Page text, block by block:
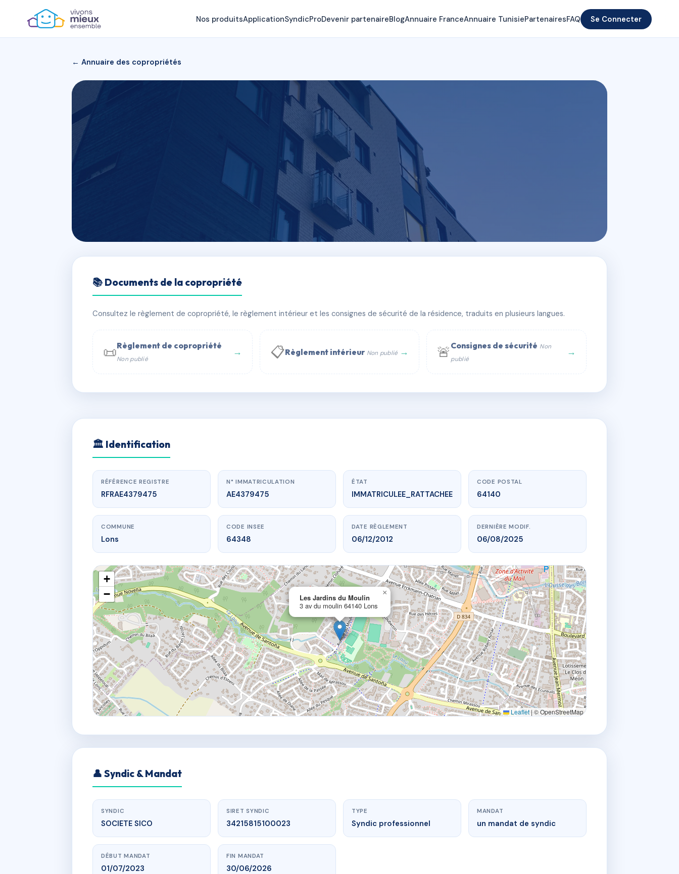
Nos produitsApplicationSyndicProDevenir partenaireBlogAnnuaire FranceAnnuaire TunisiePartenairesFAQ Se Connecter
← Annuaire des copropriétés
Les Jardins du Moulin
📍 3 av du moulin 64140 Lons
📞 Contacter Syndic Digital 💬 WhatsApp
📚 Documents de la copropriété
Consultez le règlement de copropriété, le règlement intérieur et les consignes de sécurité de la résidence, traduits en plusieurs langues.
📜Règlement de copropriété
Non publié
→ 📋Règlement intérieur Non publié → 🚨 Consignes de sécurité Non
publié
→
AE4379475 🇫🇷
www.vme.plus/AE4379475
Les Jardins du Moulin
3 av du moulin
64140 Lons
🏛 Identification
RÉFÉRENCE REGISTRE
RFRAE4379475
N° IMMATRICULATION
AE4379475
ÉTAT
IMMATRICULEE_RATTACHEE
CODE POSTAL
64140
COMMUNE
Lons
CODE INSEE
64348
DATE RÈGLEMENT
06/12/2012
DERNIÈRE MODIF.
06/08/2025
Les Jardins du Moulin
3 av du moulin 64140 Lons
×
+
−
Leaflet|© OpenStreetMap
👤 Syndic & Mandat
SYNDIC
SOCIETE SICO
SIRET SYNDIC
34215815100023
TYPE
Syndic professionnel
MANDAT
un mandat de syndic
DÉBUT MANDAT
01/07/2023
FIN MANDAT
30/06/2026